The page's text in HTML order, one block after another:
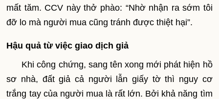
mất tăm. CCV này thở phào: “Nhờ nhận ra sớm tôi
đỡ lo mà người mua cũng tránh được thiệt hại”.
Hậu quả từ việc giao dịch giả
Khi công chứng, sang tên xong mới phát hiện hồ
sơ nhà, đất giả cả người lẫn giấy tờ thì nguy cơ
trắng tay của người mua là rất lớn. Bởi khả năng tìm